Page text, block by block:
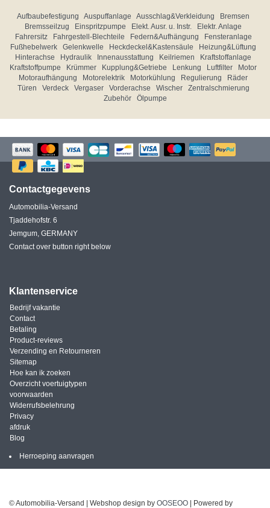
Aufbaubefestigung Auspuffanlage Ausschlag&Verkleidung
Bremsen
Bremsseilzug
Einspritzpumpe Elekt. Ausr. u. Instr.
Elektr. Anlage
Fahrersitz
Fahrgestell-Blechteile Federn&Aufhängung
Fensteranlage
Fußhebelwerk
Gelenkwelle Heckdeckel&Kastensäule
Heizung&Lüftung
Hinterachse
Hydraulik Innenausstattung Keilriemen
Kraftstoffanlage
Kraftstoffpumpe
Krümmer Kupplung&Getriebe Lenkung Luftfilter
Motor
Motoraufhängung
Motorelektrik Motorkühlung Regulierung
Räder
Türen
Verdeck Vergaser Vorderachse Wischer
Zentralschmierung
Zubehör
Ölpumpe
Contactgegevens
Automobilia-Versand
Tjaddehofstr. 6
Jemgum, GERMANY
Contact over button right below
Klantenservice
Bedrijf vakantie
Contact
Betaling
Product-reviews
Verzending en Retourneren
Sitemap
Hoe kan ik zoeken
Overzicht voertuigtypen
voorwaarden
Widerrufsbelehrung
Privacy
afdruk
Blog
Herroeping aanvragen
© Automobilia-Versand | Webshop design by OOSEOO | Powered by